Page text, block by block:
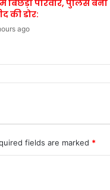
बिछड़ा परिवार, पुलिस बनी
की डोर:
ago
fields are marked *